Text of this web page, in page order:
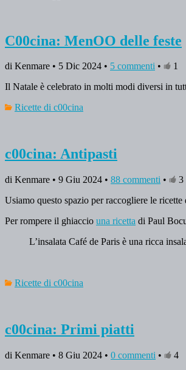
C00cina: MenOO delle feste
di Kenmare • 5 Dic 2024 • 5 commenti •
1
Il Natale è celebrato in molti modi diversi in
Ricette di c00cina
c00cina: Antipasti
di Kenmare • 9 Giu 2024 • 88 commenti •
3
Usiamo questo spazio per raccogliere le
Per rompere il ghiaccio una ricetta di Paul
L’insalata Café de Paris è una ricca
Ricette di c00cina
c00cina: Primi piatti
di Kenmare • 8 Giu 2024 • 0 commenti •
4